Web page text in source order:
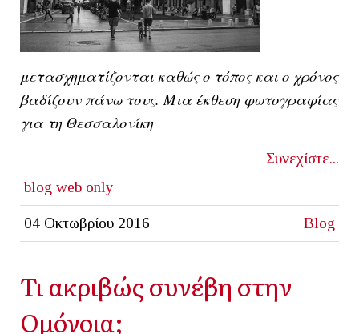
μετασχηματίζονται καθώς ο τόπος και ο χρόνος
βαδίζουν πάνω τους. Μια έκθεση φωτογραφίας
για τη Θεσσαλονίκη
Συνεχίστε...
blog web only
04 Οκτωβρίου 2016 Blog
Τι ακριβώς συνέβη στην
Ομόνοια;